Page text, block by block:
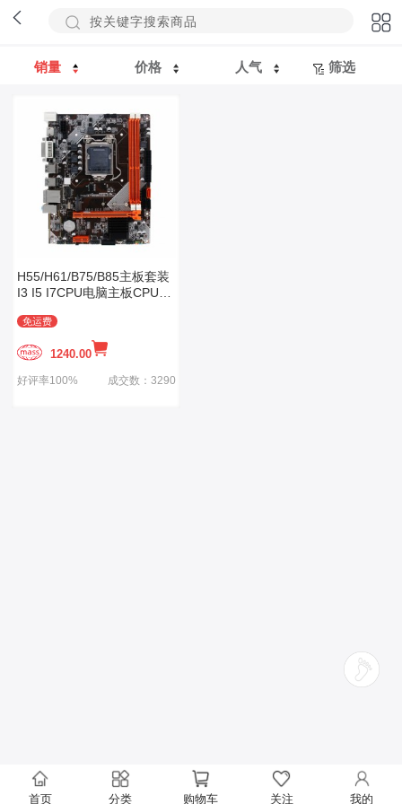
销量 价格 人气 筛选
H55/H61/B75/B85主板套装
I3 I5 I7CPU电脑主板CPU套
免运费
1240.00
好评率100% 成交数：3290
首页 分类 购物车 关注 我的